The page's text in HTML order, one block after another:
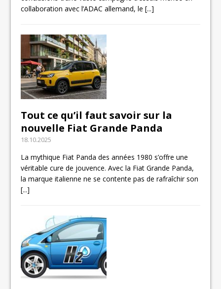
collaboration avec l’ADAC allemand, le[...]
Tout ce qu’il faut savoir sur la
nouvelle Fiat Grande Panda
18.10.2025
La mythique Fiat Panda des années 1980 s’offre une
véritable cure de jouvence. Avec la Fiat Grande Panda,
la marque italienne ne se contente pas de rafraîchir son
[...]